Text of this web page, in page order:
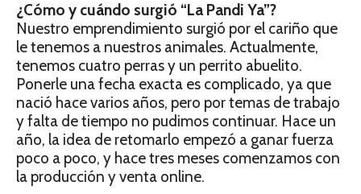
¿Cómo y cuándo surgió “La Pandi Ya”?
Nuestro emprendimiento surgió por el cariño que
le tenemos a nuestros animales. Actualmente,
tenemos cuatro perras y un perrito abuelito.
Ponerle una fecha exacta es complicado, ya que
nació hace varios años, pero por temas de trabajo
y falta de tiempo no pudimos continuar. Hace un
año, la idea de retomarlo empezó a ganar fuerza
poco a poco, y hace tres meses comenzamos con
la producción y venta online.